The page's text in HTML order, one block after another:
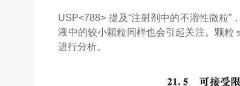
USP<788> 提及“注射剂中的不溶性微粒
液中的较小颗粒同样也会引起关注。颗粒
进行分析。